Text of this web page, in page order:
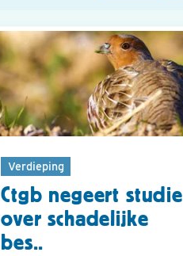
Verdieping
Ctgb negeert studie
over schadelijke
bes..